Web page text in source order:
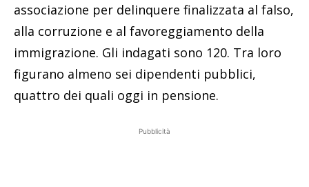
associazione per delinquere finalizzata al falso,
alla corruzione e al favoreggiamento della
immigrazione. Gli indagati sono 120. Tra loro
figurano almeno sei dipendenti pubblici,
quattro dei quali oggi in pensione.
Pubblicità